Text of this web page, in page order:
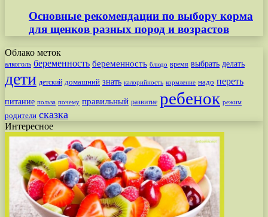
Основные рекомендации по выбору корма
для щенков разных пород и возрастов
Облако меток
алкоголь беременность беременность блюдо время выбрать делать
дети детский домашний знать калорийность кормление надо переть
питание польза почему правильный развитие ребенок режим
родители сказка
Интересное